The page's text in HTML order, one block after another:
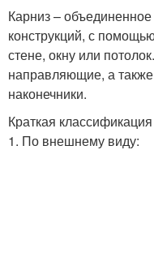
Карниз –
конструкций, с
стене, окну или
направляющие, а
наконечники.
Краткая
1. По внешнему виду: